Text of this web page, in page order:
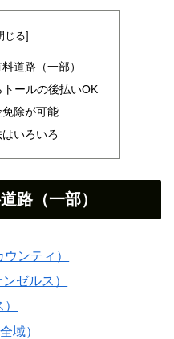
道路（一部）
トールの後払いOK
除が可能
いろいろ
路（一部）
ンティ）
ゼルス）
域）